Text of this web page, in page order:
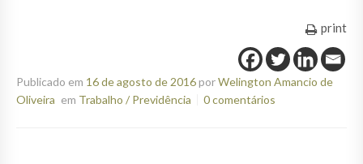
print
Publicado em 16 de agosto de 2016porWelington Amancio de
Oliveira em Trabalho / Previdência 0 comentários